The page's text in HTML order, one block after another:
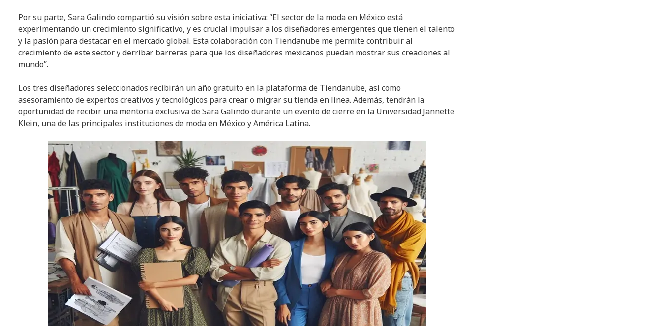
Por su parte, Sara Galindo compartió su visión sobre esta iniciativa: “El sector de la moda en México está
experimentando un crecimiento significativo, y es crucial impulsar a los diseñadores emergentes que tienen el talento
y la pasión para destacar en el mercado global. Esta colaboración con Tiendanube me permite contribuir al
crecimiento de este sector y derribar barreras para que los diseñadores mexicanos puedan mostrar sus creaciones al
mundo”.
Los tres diseñadores seleccionados recibirán un año gratuito en la plataforma de Tiendanube, así como
asesoramiento de expertos creativos y tecnológicos para crear o migrar su tienda en línea. Además, tendrán la
oportunidad de recibir una mentoría exclusiva de Sara Galindo durante un evento de cierre en la Universidad Jannette
Klein, una de las principales instituciones de moda en México y América Latina.